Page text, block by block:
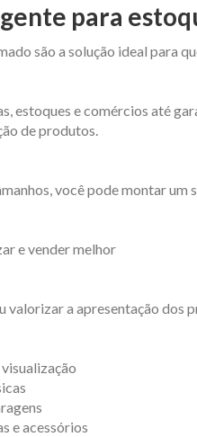
para
são a solução ideal para
estoques e comércios até
de produtos.
você pode montar um
e vender melhor
valorizar a apresentação
e acessórios